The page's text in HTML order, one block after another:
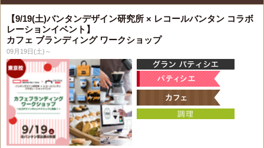
【9/19(土)バンタンデザイン研究所 × レコールバンタン コラボ
レーションイベント】
カフェ ブランディング ワークショップ
09月19日(土)～